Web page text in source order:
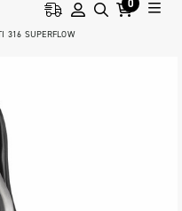
0
316 SUPERFLOW